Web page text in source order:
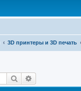
3D принтеры и 3D печать
Поиск